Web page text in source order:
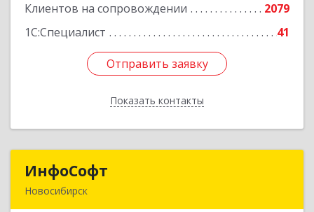
Клиентов на сопровождении
2079
1С:Специалист
41
Отправить заявку
Показать контакты
Подробнее
Отправить заявку
Назад
ИнфоСофт
Новосибирск